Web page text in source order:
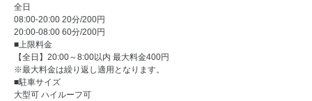
全日
08:00-20:00 20分/200円
20:00-08:00 60分/200円
■上限料金
【全日】20:00～8:00以内 最大料金400円
※最大料金は繰り返し適用となります。
■駐車サイズ
大型可 ハイルーフ可